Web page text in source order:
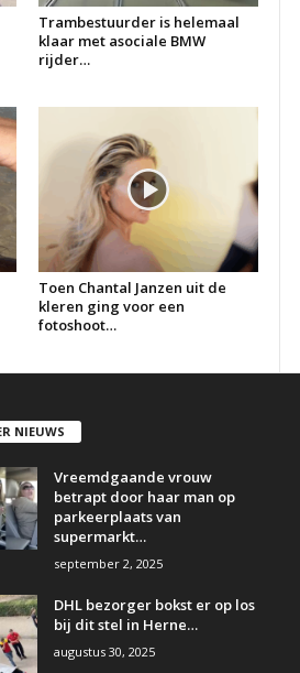
Trambestuurder is helemaal
klaar met asociale BMW
rijder…
Toen Chantal Janzen uit de
kleren ging voor een
fotoshoot…
NIEUWS
Vreemdgaande vrouw
betrapt door haar man op
parkeerplaats van
supermarkt…
september 2, 2025
DHL bezorger bokst er op los
bij dit stel in Herne…
augustus 30, 2025